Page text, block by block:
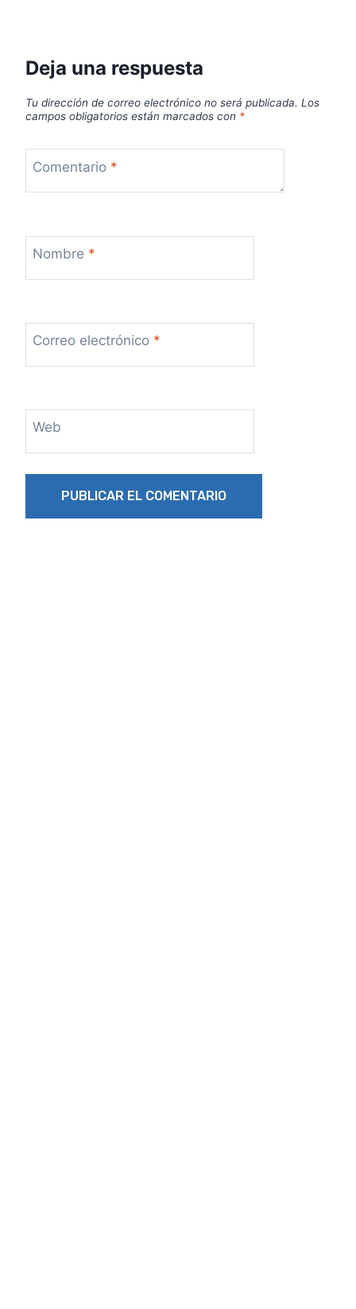
Deja una respuesta
Tu dirección de correo electrónico no será publicada. Los
campos obligatorios están marcados con *
Comentario *
Nombre *
Correo electrónico *
Web